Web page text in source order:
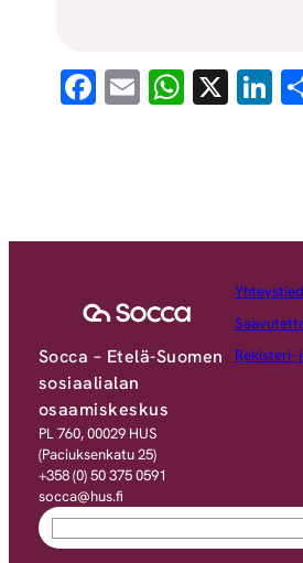
Facebook
EmailX
Socca – Etelä-Suomen
sosiaalialan
osaamiskeskus
PL 760, 00029 HUS
(Paciuksenkatu 25)
+358 (0) 50 375 0591
socca@hus.fi
Rekisteri-
Search